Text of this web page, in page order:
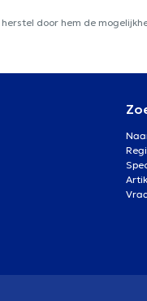
door hem de